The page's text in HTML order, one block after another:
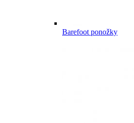
Barefoot ponožky